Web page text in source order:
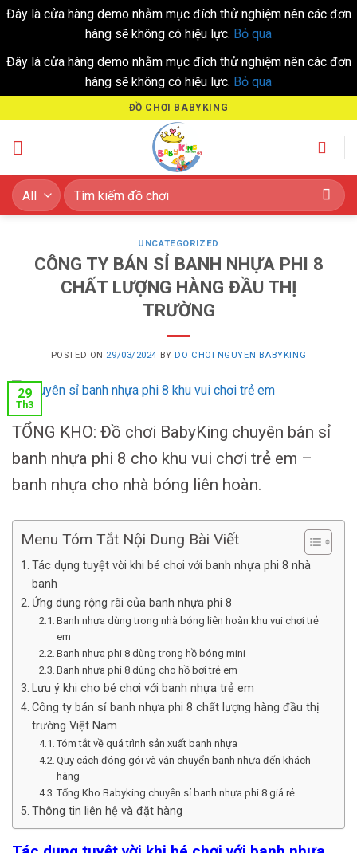
Đây là cửa hàng demo nhằm mục đích thử nghiệm nên các đơn
hàng sẽ không có hiệu lực. Bỏ qua
Đây là cửa hàng demo nhằm mục đích thử nghiệm nên các đơn
hàng sẽ không có hiệu lực. Bỏ qua
to
content
ĐỒ CHƠI BABYKING
Tìm
kiếm:
UNCATEGORIZED
CÔNG TY BÁN SỈ BANH NHỰA PHI 8
CHẤT LƯỢNG HÀNG ĐẦU THỊ
TRƯỜNG
POSTED ON 29/03/2024 BY DO CHOI NGUYEN BABYKING
29
Th3
TỔNG KHO: Đồ chơi BabyKing chuyên bán sỉ
banh nhựa phi 8 cho khu vui chơi trẻ em –
banh nhựa cho nhà bóng liên hoàn.
Menu Tóm Tắt Nội Dung Bài Viết
Tác dụng tuyệt vời khi bé chơi với banh nhựa phi 8 nhà
banh
Ứng dụng rộng rãi của banh nhựa phi 8
Banh nhựa dùng trong nhà bóng liên hoàn khu vui chơi trẻ
em
Banh nhựa phi 8 dùng trong hồ bóng mini
Banh nhựa phi 8 dùng cho hồ bơi trẻ em
Lưu ý khi cho bé chơi với banh nhựa trẻ em
Công ty bán sỉ banh nhựa phi 8 chất lượng hàng đầu thị
trường Việt Nam
Tóm tắt về quá trình sản xuất banh nhựa
Quy cách đóng gói và vận chuyển banh nhựa đến khách
hàng
Tổng Kho Babyking chuyên sỉ banh nhựa phi 8 giá rẻ
Thông tin liên hệ và đặt hàng